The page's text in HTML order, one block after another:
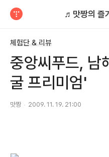
♬맛짱의 즐
체험단 & 리뷰
중앙씨푸드, 남
굴 프리미엄'
맛짱 2009. 11. 19. 21:00